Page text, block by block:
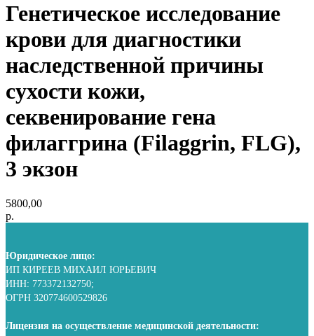
Генетическое исследование
крови для диагностики
наследственной причины
сухости кожи,
секвенирование гена
филаггрина (Filaggrin, FLG),
3 экзон
5800,00
р.
Юридическое лицо:
ИП КИРЕЕВ МИХАИЛ ЮРЬЕВИЧ
ИНН: 773372132750;
ОГРН 320774600529826
Лицензия на осуществление медицинской деятельности: